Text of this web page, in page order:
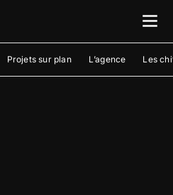
Projets sur plan L’agence Les